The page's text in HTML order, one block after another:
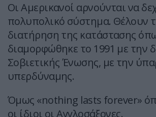
Οι Αμερικανοί αρνούνται να
πολυπολικό σύστημα. Θέλουν
διατήρηση της κατάστασης
διαμορφώθηκε το 1991 με την
Σοβιετικής Ένωσης, με την
υπερδύναμης.
Όμως «nothing lasts forever»
οι ίδιοι οι Αγγλοσάξονες.